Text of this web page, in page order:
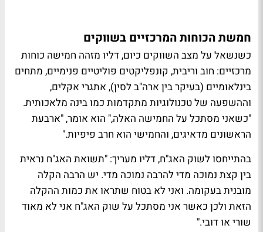
חמשת הכוחות המרכזיים בשווקים
כשנשאל על מצב השווקים כיום, דליו מזהה חמישה כוחות
מרכזיים: חוב וריבית, קונפליקטים פוליטיים פנימיים, מתחים
בינלאומיים (בעיקר בין ארה"ב לסין), אתגרי אקלים,
וההשפעה של טכנולוגיות מתקדמות כמו בינה מלאכותית.
"כשאני מסתכל על החמישה האלה," הוא אומר, "ארבעת
הראשונים מדאיגים, והחמישי הוא חרב פיפיות."
בהתייחסו לשוק האג"ח, דליו מעריך: "תשואת האג"ח נראית
בין קצת נמוכה מדי להרבה נמוכה מדי. יש הרבה הקלה
מובנית בעקומה. ואני לא בטוח שתראו את כמות ההקלה
הזאת ולכן כאשר אני מסתכל על שוק האג"ח אני לא מאוד
שורי או דובי."